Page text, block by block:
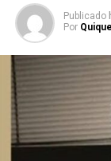
Publicado
Por